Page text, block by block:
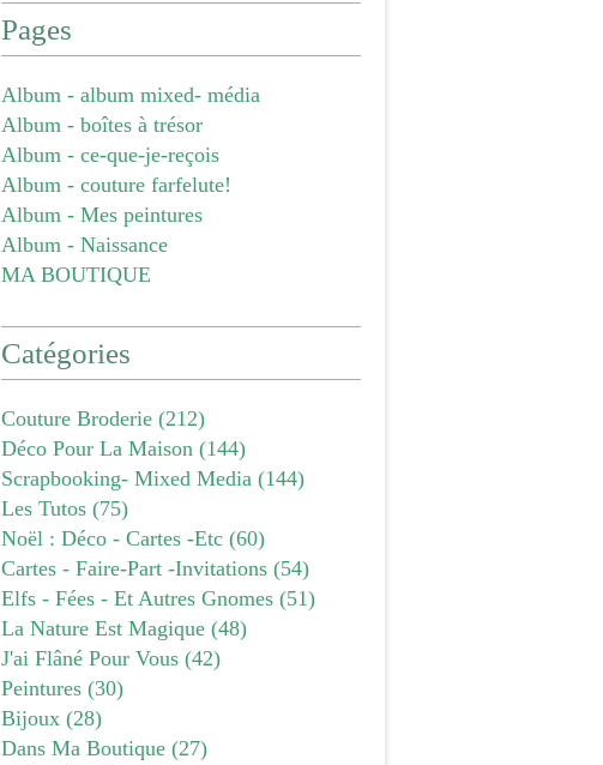
Pages
Album - album mixed- média
Album - boîtes à trésor
Album - ce-que-je-reçois
Album - couture farfelute!
Album - Mes peintures
Album - Naissance
MA BOUTIQUE
Catégories
Couture Broderie (212)
Déco Pour La Maison (144)
Scrapbooking- Mixed Media (144)
Les Tutos (75)
Noël : Déco - Cartes -etc (60)
Cartes - Faire-Part -invitations (54)
Elfs - Fées - Et Autres Gnomes (51)
La Nature Est Magique (48)
J'ai Flâné Pour Vous (42)
Peintures (30)
Bijoux (28)
Dans Ma Boutique (27)